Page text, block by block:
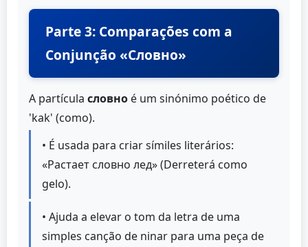
Parte 3: Comparações com a
Conjunção «Словно»
A partícula словно é um sinónimo poético de
'kak' (como).
• É usada para criar símiles literários:
«Растает словно лед» (Derreterá como
gelo).
• Ajuda a elevar o tom da letra de uma
simples canção de ninar para uma peça de